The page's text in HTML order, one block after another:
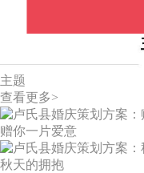
主题
查看更多>
赠你一片爱意
秋天的拥抱